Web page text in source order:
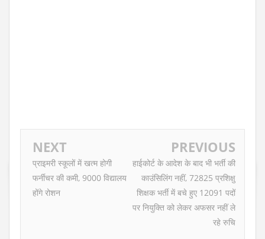
NEXT
प्राइमरी स्कूलों में खत्म होगी
फर्नीचर की कमी, 9000 विद्यालय
होंगे रोशन
PREVIOUS
हाईकोर्ट के आदेश के बाद भी भर्ती की
काउंसिलिंग नहीं, 72825 प्रशिक्षु
शिक्षक भर्ती में बचे हुए 12091 पदों
पर नियुक्ति को लेकर अफसर नहीं ले
रहे रुचि